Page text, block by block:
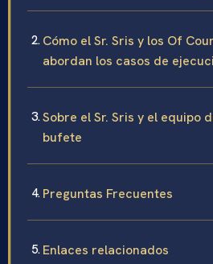
Cómo el Sr. Sris y los Of
abordan los casos de
Sobre el Sr. Sris y el equipo
bufete
Preguntas Frecuentes
Enlaces relacionados